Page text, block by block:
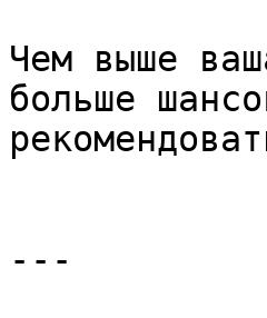
Чем выше
больше
---